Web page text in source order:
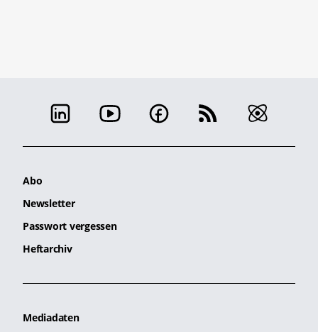
Abo
Newsletter
Passwort vergessen
Heftarchiv
Mediadaten